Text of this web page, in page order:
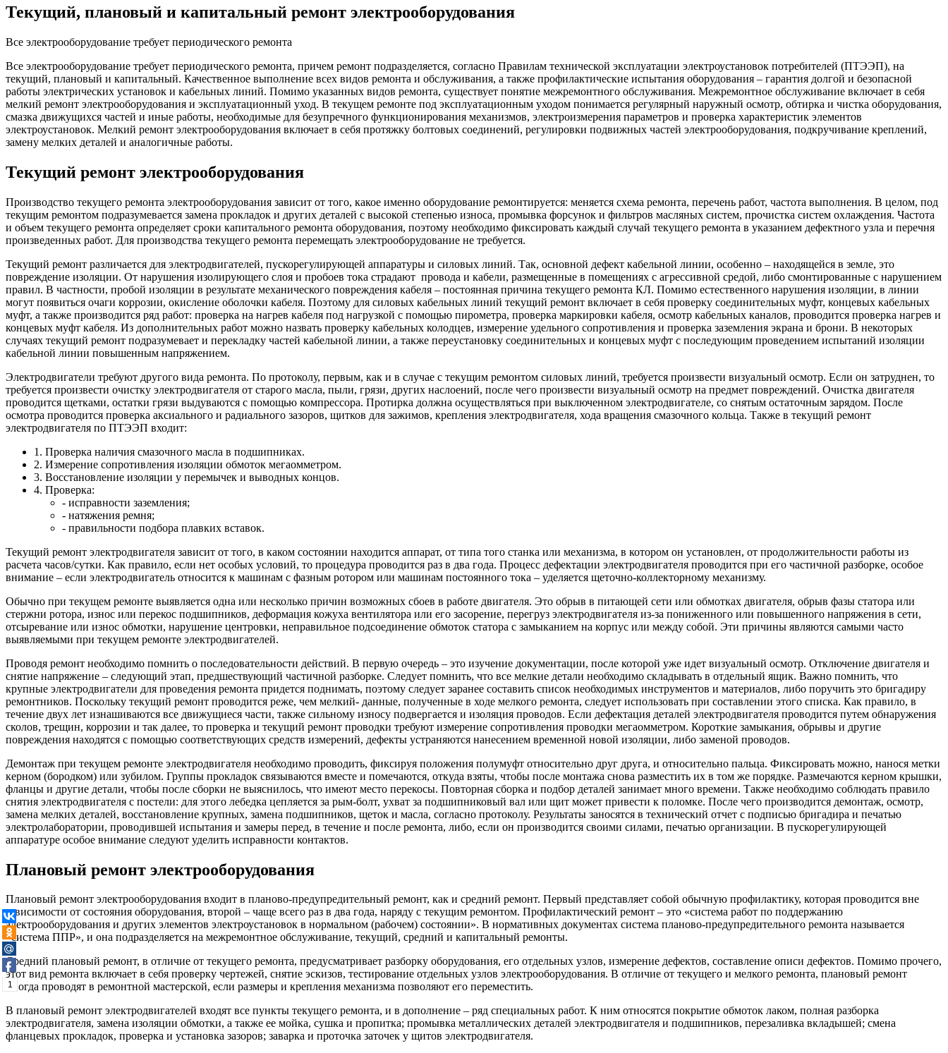
Текущий, плановый и капитальный ремонт электрооборудования
Все электрооборудование требует периодического ремонта
Все электрооборудование требует периодического ремонта, причем ремонт подразделяется, согласно Правилам технической эксплуатации электроустановок потребителей (ПТЭЭП), на
текущий, плановый и капитальный. Качественное выполнение всех видов ремонта и обслуживания, а также профилактические испытания оборудования – гарантия долгой и безопасной
работы электрических установок и кабельных линий. Помимо указанных видов ремонта, существует понятие межремонтного обслуживания. Межремонтное обслуживание включает в себя
мелкий ремонт электрооборудования и эксплуатационный уход. В текущем ремонте под эксплуатационным уходом понимается регулярный наружный осмотр, обтирка и чистка оборудования,
смазка движущихся частей и иные работы, необходимые для безупречного функционирования механизмов, электроизмерения параметров и проверка характеристик элементов
электроустановок. Мелкий ремонт электрооборудования включает в себя протяжку болтовых соединений, регулировки подвижных частей электрооборудования, подкручивание креплений,
замену мелких деталей и аналогичные работы.
Текущий ремонт электрооборудования
Производство текущего ремонта электрооборудования зависит от того, какое именно оборудование ремонтируется: меняется схема ремонта, перечень работ, частота выполнения. В целом, под
текущим ремонтом подразумевается замена прокладок и других деталей с высокой степенью износа, промывка форсунок и фильтров масляных систем, прочистка систем охлаждения. Частота
и объем текущего ремонта определяет сроки капитального ремонта оборудования, поэтому необходимо фиксировать каждый случай текущего ремонта в указанием дефектного узла и перечня
произведенных работ. Для производства текущего ремонта перемещать электрооборудование не требуется.
Текущий ремонт различается для электродвигателей, пускорегулирующей аппаратуры и силовых линий. Так, основной дефект кабельной линии, особенно – находящейся в земле, это
повреждение изоляции. От нарушения изолирующего слоя и пробоев тока страдают провода и кабели, размещенные в помещениях с агрессивной средой, либо смонтированные с нарушением
правил. В частности, пробой изоляции в результате механического повреждения кабеля – постоянная причина текущего ремонта КЛ. Помимо естественного нарушения изоляции, в линии
могут появиться очаги коррозии, окисление оболочки кабеля. Поэтому для силовых кабельных линий текущий ремонт включает в себя проверку соединительных муфт, концевых кабельных
муфт, а также производится ряд работ: проверка на нагрев кабеля под нагрузкой с помощью пирометра, проверка маркировки кабеля, осмотр кабельных каналов, проводится проверка нагрев и
концевых муфт кабеля. Из дополнительных работ можно назвать проверку кабельных колодцев, измерение удельного сопротивления и проверка заземления экрана и брони. В некоторых
случаях текущий ремонт подразумевает и перекладку частей кабельной линии, а также переустановку соединительных и концевых муфт с последующим проведением испытаний изоляции
кабельной линии повышенным напряжением.
Электродвигатели требуют другого вида ремонта. По протоколу, первым, как и в случае с текущим ремонтом силовых линий, требуется произвести визуальный осмотр. Если он затруднен, то
требуется произвести очистку электродвигателя от старого масла, пыли, грязи, других наслоений, после чего произвести визуальный осмотр на предмет повреждений. Очистка двигателя
проводится щетками, остатки грязи выдуваются с помощью компрессора. Протирка должна осуществляться при выключенном электродвигателе, со снятым остаточным зарядом. После
осмотра проводится проверка аксиального и радиального зазоров, щитков для зажимов, крепления электродвигателя, хода вращения смазочного кольца. Также в текущий ремонт
электродвигателя по ПТЭЭП входит:
1. Проверка наличия смазочного масла в подшипниках.
2. Измерение сопротивления изоляции обмоток мегаомметром.
3. Восстановление изоляции у перемычек и выводных концов.
4. Проверка:
- исправности заземления;
- натяжения ремня;
- правильности подбора плавких вставок.
Текущий ремонт электродвигателя зависит от того, в каком состоянии находится аппарат, от типа того станка или механизма, в котором он установлен, от продолжительности работы из
расчета часов/сутки. Как правило, если нет особых условий, то процедура проводится раз в два года. Процесс дефектации электродвигателя проводится при его частичной разборке, особое
внимание – если электродвигатель относится к машинам с фазным ротором или машинам постоянного тока – уделяется щеточно-коллекторному механизму.
Обычно при текущем ремонте выявляется одна или несколько причин возможных сбоев в работе двигателя. Это обрыв в питающей сети или обмотках двигателя, обрыв фазы статора или
стержни ротора, износ или перекос подшипников, деформация кожуха вентилятора или его засорение, перегруз электродвигателя из-за пониженного или повышенного напряжения в сети,
отсыревание или износ обмотки, нарушение центровки, неправильное подсоединение обмоток статора с замыканием на корпус или между собой. Эти причины являются самыми часто
выявляемыми при текущем ремонте электродвигателей.
Проводя ремонт необходимо помнить о последовательности действий. В первую очередь – это изучение документации, после которой уже идет визуальный осмотр. Отключение двигателя и
снятие напряжение – следующий этап, предшествующий частичной разборке. Следует помнить, что все мелкие детали необходимо складывать в отдельный ящик. Важно помнить, что
крупные электродвигатели для проведения ремонта придется поднимать, поэтому следует заранее составить список необходимых инструментов и материалов, либо поручить это бригадиру
ремонтников. Поскольку текущий ремонт проводится реже, чем мелкий- данные, полученные в ходе мелкого ремонта, следует использовать при составлении этого списка. Как правило, в
течение двух лет изнашиваются все движущиеся части, также сильному износу подвергается и изоляция проводов. Если дефектация деталей электродвигателя проводится путем обнаружения
сколов, трещин, коррозии и так далее, то проверка и текущий ремонт проводки требуют измерение сопротивления проводки мегаомметром. Короткие замыкания, обрывы и другие
повреждения находятся с помощью соответствующих средств измерений, дефекты устраняются нанесением временной новой изоляции, либо заменой проводов.
Демонтаж при текущем ремонте электродвигателя необходимо проводить, фиксируя положения полумуфт относительно друг друга, и относительно пальца. Фиксировать можно, нанося метки
керном (бородком) или зубилом. Группы прокладок связываются вместе и помечаются, откуда взяты, чтобы после монтажа снова разместить их в том же порядке. Размечаются керном крышки,
фланцы и другие детали, чтобы после сборки не выяснилось, что имеют место перекосы. Повторная сборка и подбор деталей занимает много времени. Также необходимо соблюдать правило
снятия электродвигателя с постели: для этого лебедка цепляется за рым-болт, ухват за подшипниковый вал или щит может привести к поломке. После чего производится демонтаж, осмотр,
замена мелких деталей, восстановление крупных, замена подшипников, щеток и масла, согласно протоколу. Результаты заносятся в технический отчет с подписью бригадира и печатью
электролаборатории, проводившей испытания и замеры перед, в течение и после ремонта, либо, если он производится своими силами, печатью организации. В пускорегулирующей
аппаратуре особое внимание следуют уделить исправности контактов.
Плановый ремонт электрооборудования
Плановый ремонт электрооборудования входит в планово-предупредительный ремонт, как и средний ремонт. Первый представляет собой обычную профилактику, которая проводится вне
зависимости от состояния оборудования, второй – чаще всего раз в два года, наряду с текущим ремонтом. Профилактический ремонт – это «система работ по поддержанию
электрооборудования и других элементов электроустановок в нормальном (рабочем) состоянии». В нормативных документах система планово-предупредительного ремонта называется
«система ППР», и она подразделяется на межремонтное обслуживание, текущий, средний и капитальный ремонты.
Средний плановый ремонт, в отличие от текущего ремонта, предусматривает разборку оборудования, его отдельных узлов, измерение дефектов, составление описи дефектов. Помимо прочего,
этот вид ремонта включает в себя проверку чертежей, снятие эскизов, тестирование отдельных узлов электрооборудования. В отличие от текущего и мелкого ремонта, плановый ремонт
иногда проводят в ремонтной мастерской, если размеры и крепления механизма позволяют его переместить.
В плановый ремонт электродвигателей входят все пункты текущего ремонта, и в дополнение – ряд специальных работ. К ним относятся покрытие обмоток лаком, полная разборка
электродвигателя, замена изоляции обмотки, а также ее мойка, сушка и пропитка; промывка металлических деталей электродвигателя и подшипников, перезаливка вкладышей; смена
фланцевых прокладок, проверка и установка зазоров; заварка и проточка заточек у щитов электродвигателя.
1